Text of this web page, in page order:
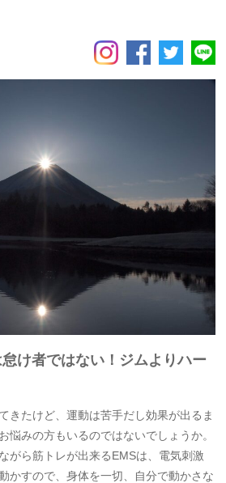
け者ではない！ジムよりハー
きたけど、運動は苦手だし効果が出るま
悩みの方もいるのではないでしょうか。
がら筋トレが出来るEMSは、電気刺激
かすので、身体を一切、自分で動かさな